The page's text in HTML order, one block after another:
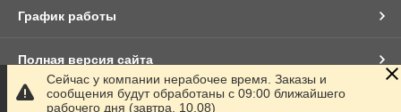
График работы
Полная версия сайта
Сайт создан на маркетплейсеSatu.kz
Сейчас у компании нерабочее время. Заказы и
сообщения будут обработаны с 09:00 ближайшего
рабочего дня (завтра, 10.08)